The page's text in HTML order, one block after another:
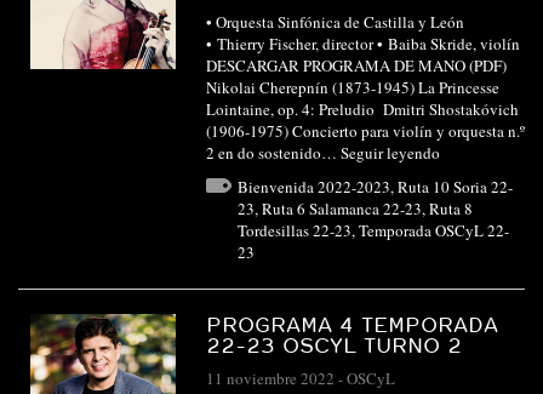
• Orquesta Sinfónica de Castilla y León
• Thierry Fischer, director • Baiba Skride, violín
DESCARGAR PROGRAMA DE MANO (PDF)
Nikolai Cherepnín (1873-1945) La Princesse
Lointaine, op. 4: Preludio Dmitri Shostakóvich
(1906-1975) Concierto para violín y orquesta n.º
2 en do sostenido… Seguir leyendo
Bienvenida 2022-2023, Ruta 10 Soria 22-
23, Ruta 6 Salamanca 22-23, Ruta 8
Tordesillas 22-23, Temporada OSCyL 22-
23
PROGRAMA 4 TEMPORADA
22-23 OSCYL TURNO 2
11 noviembre 2022 -OSCyL